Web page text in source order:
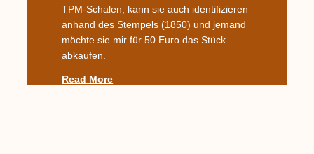
TPM-Schalen, kann sie auch identifizieren
anhand des Stempels (1850) und jemand
möchte sie mir für 50 Euro das Stück
abkaufen.
Read More